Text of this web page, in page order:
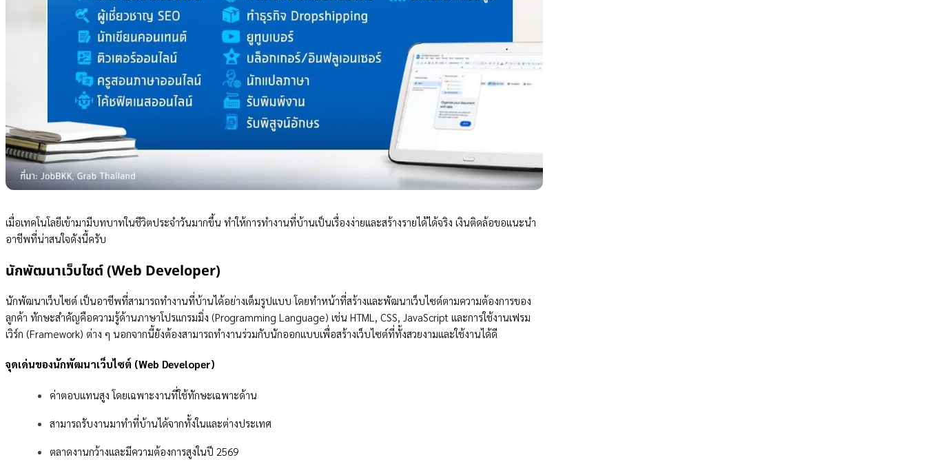
เมื่อเทคโนโลยีเข้ามามีบทบาทในชีวิตประจำวันมากขึ้น ทำให้การทำงานที่บ้านเป็นเรื่องง่ายและสร้างรายได้ได้จริง เงินติดล้อขอแนะนำ
อาชีพที่น่าสนใจดังนี้ครับ
นักพัฒนาเว็บไซต์ (Web Developer)
นักพัฒนาเว็บไซต์ เป็นอาชีพที่สามารถทำงานที่บ้านได้อย่างเต็มรูปแบบ โดยทำหน้าที่สร้างและพัฒนาเว็บไซต์ตามความต้องการของ
ลูกค้า ทักษะสำคัญคือความรู้ด้านภาษาโปรแกรมมิ่ง (Programming Language) เช่น HTML, CSS, JavaScript และการใช้งานเฟรม
เวิร์ก (Framework) ต่าง ๆ นอกจากนี้ยังต้องสามารถทำงานร่วมกับนักออกแบบเพื่อสร้างเว็บไซต์ที่ทั้งสวยงามและใช้งานได้ดี
จุดเด่นของนักพัฒนาเว็บไซต์ (Web Developer)
ค่าตอบแทนสูง โดยเฉพาะงานที่ใช้ทักษะเฉพาะด้าน
สามารถรับงานมาทำที่บ้านได้จากทั้งในและต่างประเทศ
ตลาดงานกว้างและมีความต้องการสูงในปี 2569